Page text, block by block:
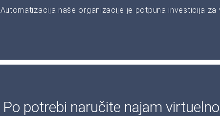
Automatizacija naše organizacije je potpuna investicija za
Po potrebi naručite najam